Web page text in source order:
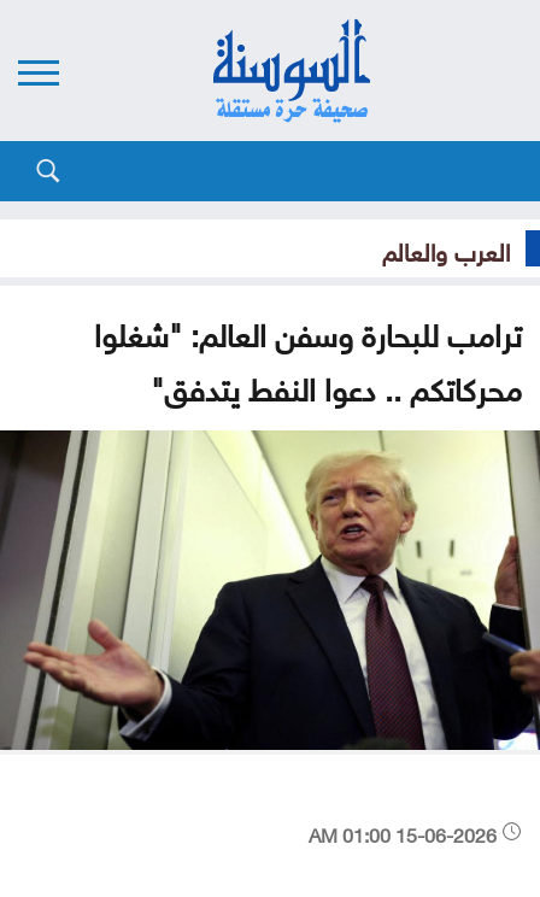
العرب والعالم
ترامب للبحارة وسفن العالم: "شغلوا
محركاتكم .. دعوا النفط يتدفق"